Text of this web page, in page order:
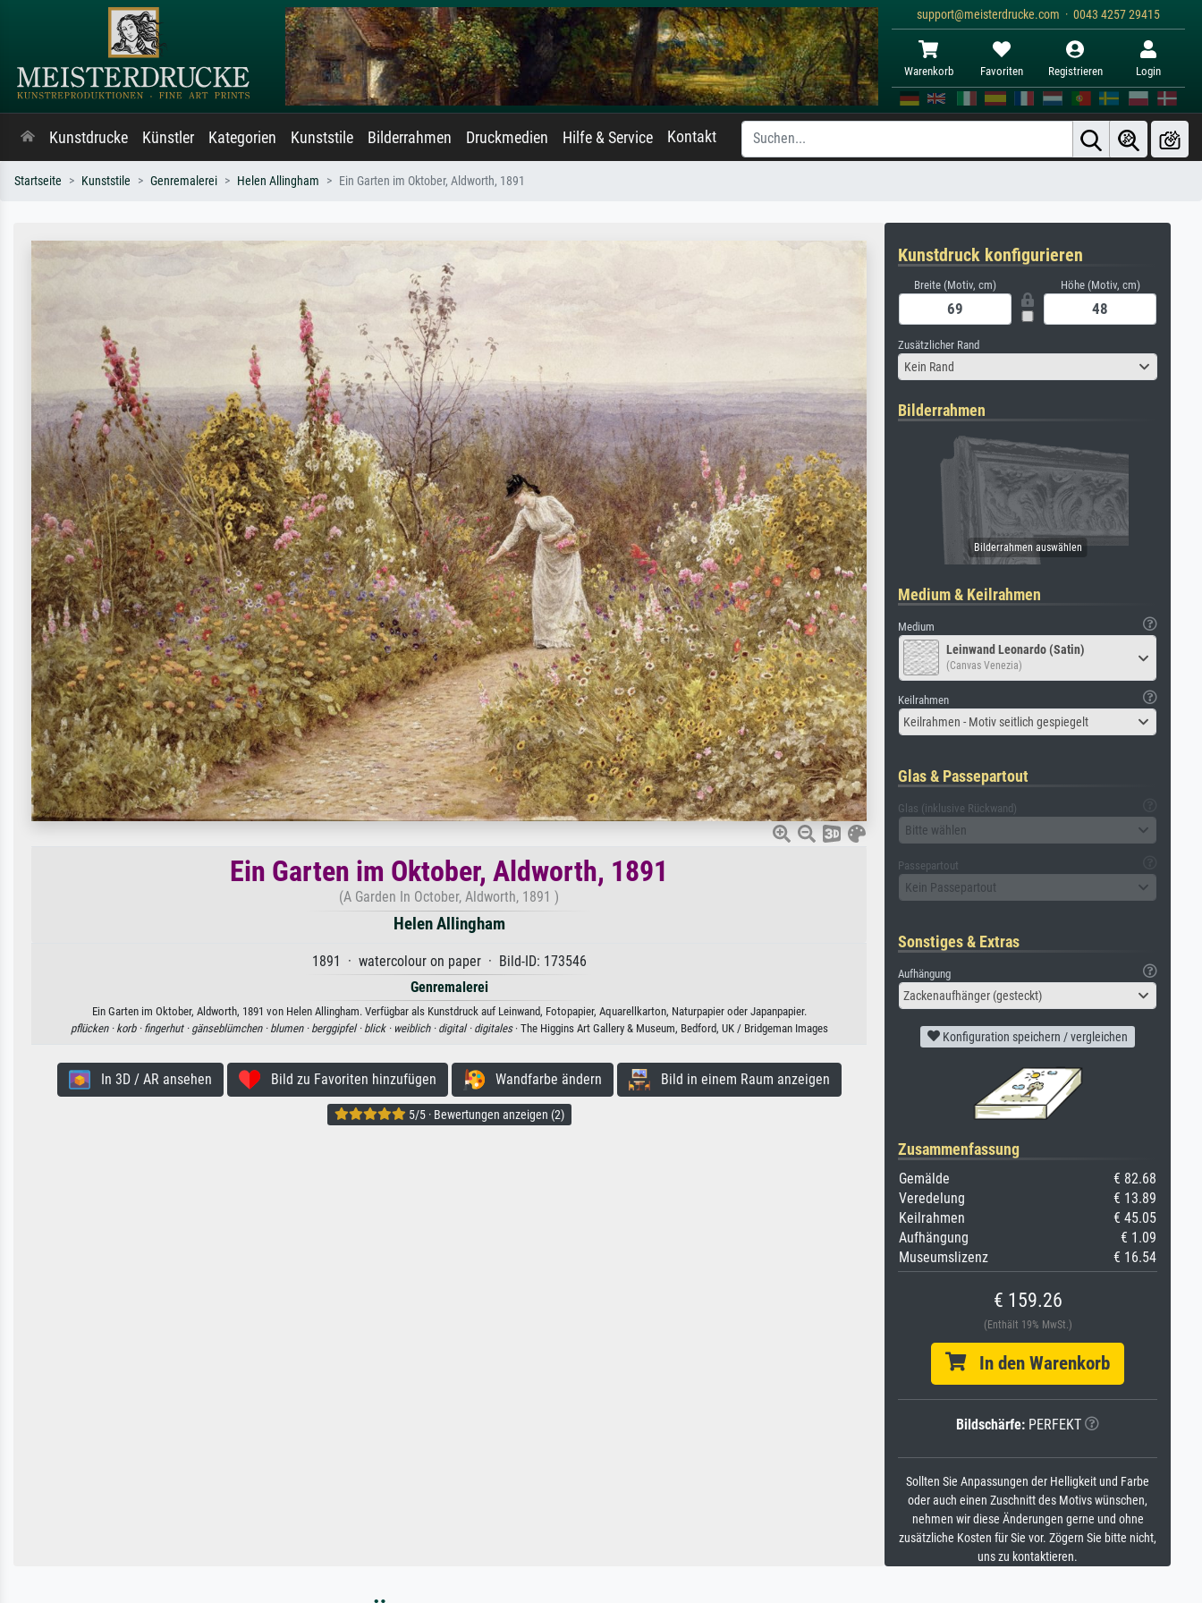
support@meisterdrucke.com · 0043 4257 29415
Warenkorb Favoriten Registrieren Login
Kunstdrucke Künstler Kategorien Kunststile Bilderrahmen Druckmedien Hilfe & Service Kontakt
Startseite Kunststile Genremalerei Helen Allingham Ein Garten im Oktober, Aldworth, 1891
Ein Garten im Oktober, Aldworth, 1891
(A Garden In October, Aldworth, 1891 )
Helen Allingham
1891 · watercolour on paper · Bild-ID: 173546
Genremalerei
Ein Garten im Oktober, Aldworth, 1891 von Helen Allingham. Verfügbar als Kunstdruck auf Leinwand, Fotopapier, Aquarellkarton, Naturpapier oder Japanpapier.
pflücken · korb · fingerhut · gänseblümchen · blumen · berggipfel · blick · weiblich · digital · digitales· The Higgins Art Gallery & Museum, Bedford, UK / Bridgeman Images
In 3D / AR ansehen Bild zu Favoriten hinzufügen Wandfarbe ändern Bild in einem Raum anzeigen
5/5 · Bewertungen anzeigen (2)
Kunstdruck konfigurieren
Breite (Motiv, cm) Höhe (Motiv, cm)
Zusätzlicher Rand
Kein Rand
Bilderrahmen
Medium & Keilrahmen
Medium
Leinwand Leonardo (Satin)
(Canvas Venezia)
Keilrahmen
Keilrahmen - Motiv seitlich gespiegelt
Glas & Passepartout
Glas (inklusive Rückwand)
Bitte wählen
Passepartout
Kein Passepartout
Sonstiges & Extras
Aufhängung
Zackenaufhänger (gesteckt)
Konfiguration speichern / vergleichen
Zusammenfassung
Gemälde
€ 82.68
Veredelung
€ 13.89
Keilrahmen
€ 45.05
Aufhängung
€ 1.09
Museumslizenz
€ 16.54
€ 159.26
(Enthält 19% MwSt.)
In den Warenkorb
Bildschärfe: PERFEKT
Sollten Sie Anpassungen der Helligkeit und Farbe
oder auch einen Zuschnitt des Motivs wünschen,
nehmen wir diese Änderungen gerne und ohne
zusätzliche Kosten für Sie vor. Zögern Sie bitte nicht,
uns zu kontaktieren.